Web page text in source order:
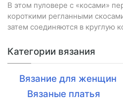
В этом пуловере с «косами»
короткими регланными
затем соединяются в круглую
Категории вязания
Вязание для женщин
Вязаные платья